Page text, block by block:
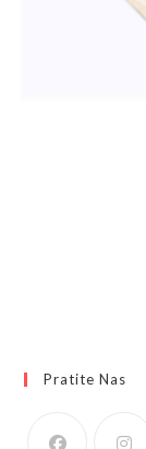
Pratite Nas